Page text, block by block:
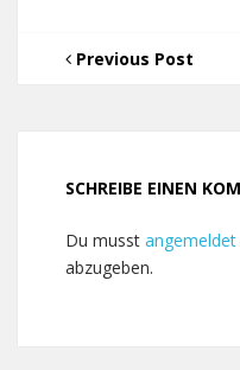
Previous Post
SCHREIBE EINEN
Du musst angemeldet
abzugeben.